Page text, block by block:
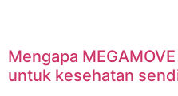
Mengapa
untuk kesehatan